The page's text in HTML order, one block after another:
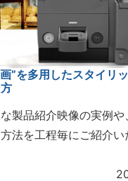
”を多用したスタイリ
製品紹介映像の実例
法を工程毎にご紹介い